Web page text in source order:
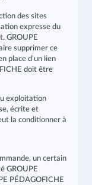
des sites
expresse du
GROUPE
supprimer ce
place d’un lien
doit être
exploitation
écrite et
la conditionner à
un certain
GROUPE
PÉDAGOFICHE